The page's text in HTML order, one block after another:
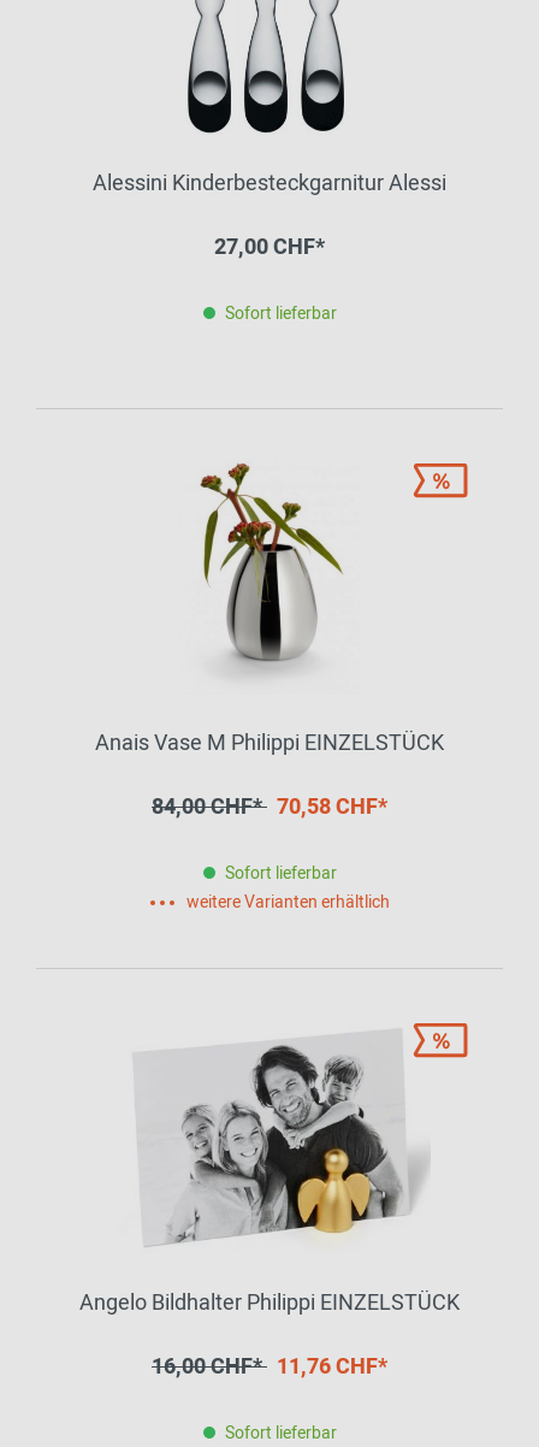
Alessini Kinderbesteckgarnitur Alessi
27,00 CHF*
Sofort lieferbar
Anais Vase M Philippi EINZELSTÜCK
84,00 CHF* 70,58 CHF*
Sofort lieferbar
weitere Varianten erhältlich
Angelo Bildhalter Philippi EINZELSTÜCK
16,00 CHF* 11,76 CHF*
Sofort lieferbar